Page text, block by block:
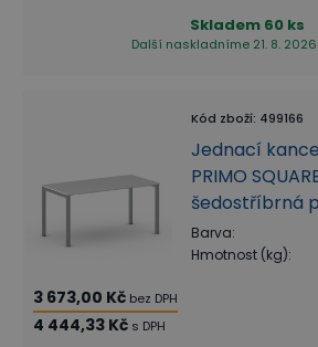
Skladem 60 ks
Další naskladníme 21. 8.
Kód zboží: 499166
Jednací
PRIMO
šedostříbrná
Barva:
Hmotnost (kg):
3 673,00 Kč bez DPH
4 444,33 Kč s DPH